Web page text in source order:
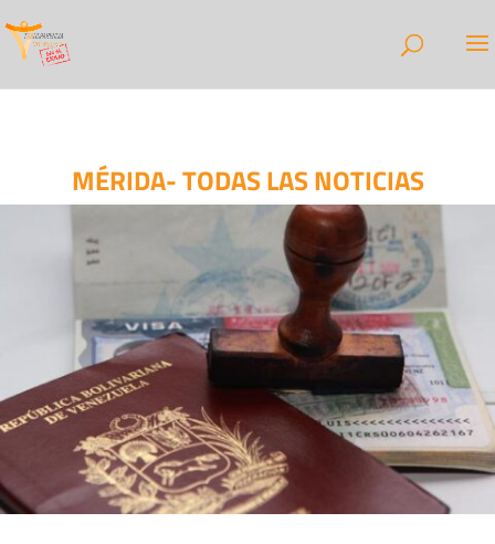
MÉRIDA- TODAS LAS NOTICIAS